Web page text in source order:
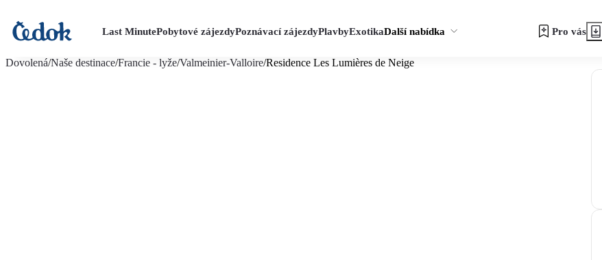
Last MinutePobytové zájezdyPoznávací zájezdyPlavbyExotikaDalší nabídka Pro vás
Dovolená/Naše destinace/Francie - lyže/Valmeinier-Valloire/Residence Les Lumières de Neige